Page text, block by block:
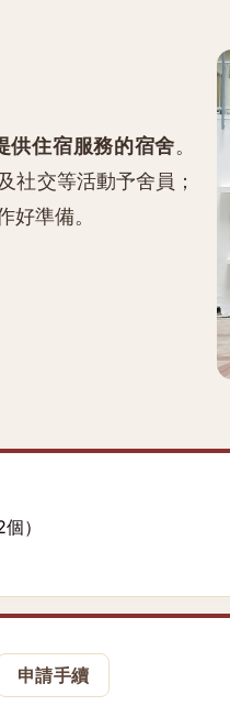
供住宿服務的宿舍。
社交等活動予舍員；
好準備。
個）
申請手續